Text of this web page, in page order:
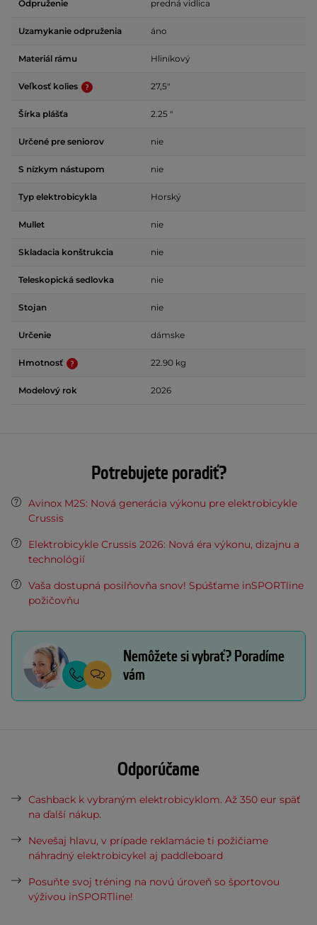
Odpruženie predná vidlica
Uzamykanie odpruženia áno
Materiál rámu Hliníkový
Veľkosť kolies 27,5"
Šírka plášťa 2.25 "
Určené pre seniorov nie
S nízkym nástupom nie
Typ elektrobicykla Horský
Mullet nie
Skladacia konštrukcia nie
Teleskopická sedlovka nie
Stojan nie
Určenie dámske
Hmotnosť 22.90 kg
Modelový rok 2026
Potrebujete poradiť?
Avinox M2S: Nová generácia výkonu pre elektrobicykle
Crussis
Elektrobicykle Crussis 2026: Nová éra výkonu, dizajnu a
technológií
Vaša dostupná posilňovňa snov! Spúšťame inSPORTline
požičovňu
Nemôžete si vybrať? Poradíme
vám
Odporúčame
Cashback k vybraným elektrobicyklom. Až 350 eur späť
na ďalší nákup.
Nevešaj hlavu, v prípade reklamácie ti požičiame
náhradný elektrobicykel aj paddleboard
Posuňte svoj tréning na novú úroveň so športovou
výživou inSPORTline!